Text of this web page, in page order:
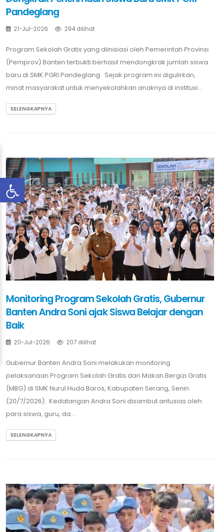
Pandeglang
21-Jul-2026 294 dilihat
Program Sekolah Gratis yang diinisiasi oleh Pemerintah Provinsi
(Pemprov) Banten terbukti berhasil mendongkrak jumlah siswa
baru di SMK PGRI Pandeglang. Sejak program ini digulirkan,
minat masyarakat untuk menyekolahkan anaknya di institusi...
SELENGKAPNYA
Monitoring Program Sekolah Gratis, Gubernur
Banten Andra Soni ajak Siswa Belajar dengan
Baik
20-Jul-2026 207 dilihat
Gubernur Banten Andra Soni melakukan monitoring
pelaksanaan Program Sekolah Gratis dan Makan Bergizi Gratis
(MBG) di SMK Nurul Huda Baros, Kabupaten Serang, Senin
(20/7/2026). Kedatangan Andra Soni disambut antusias oleh
para siswa, guru, da...
SELENGKAPNYA